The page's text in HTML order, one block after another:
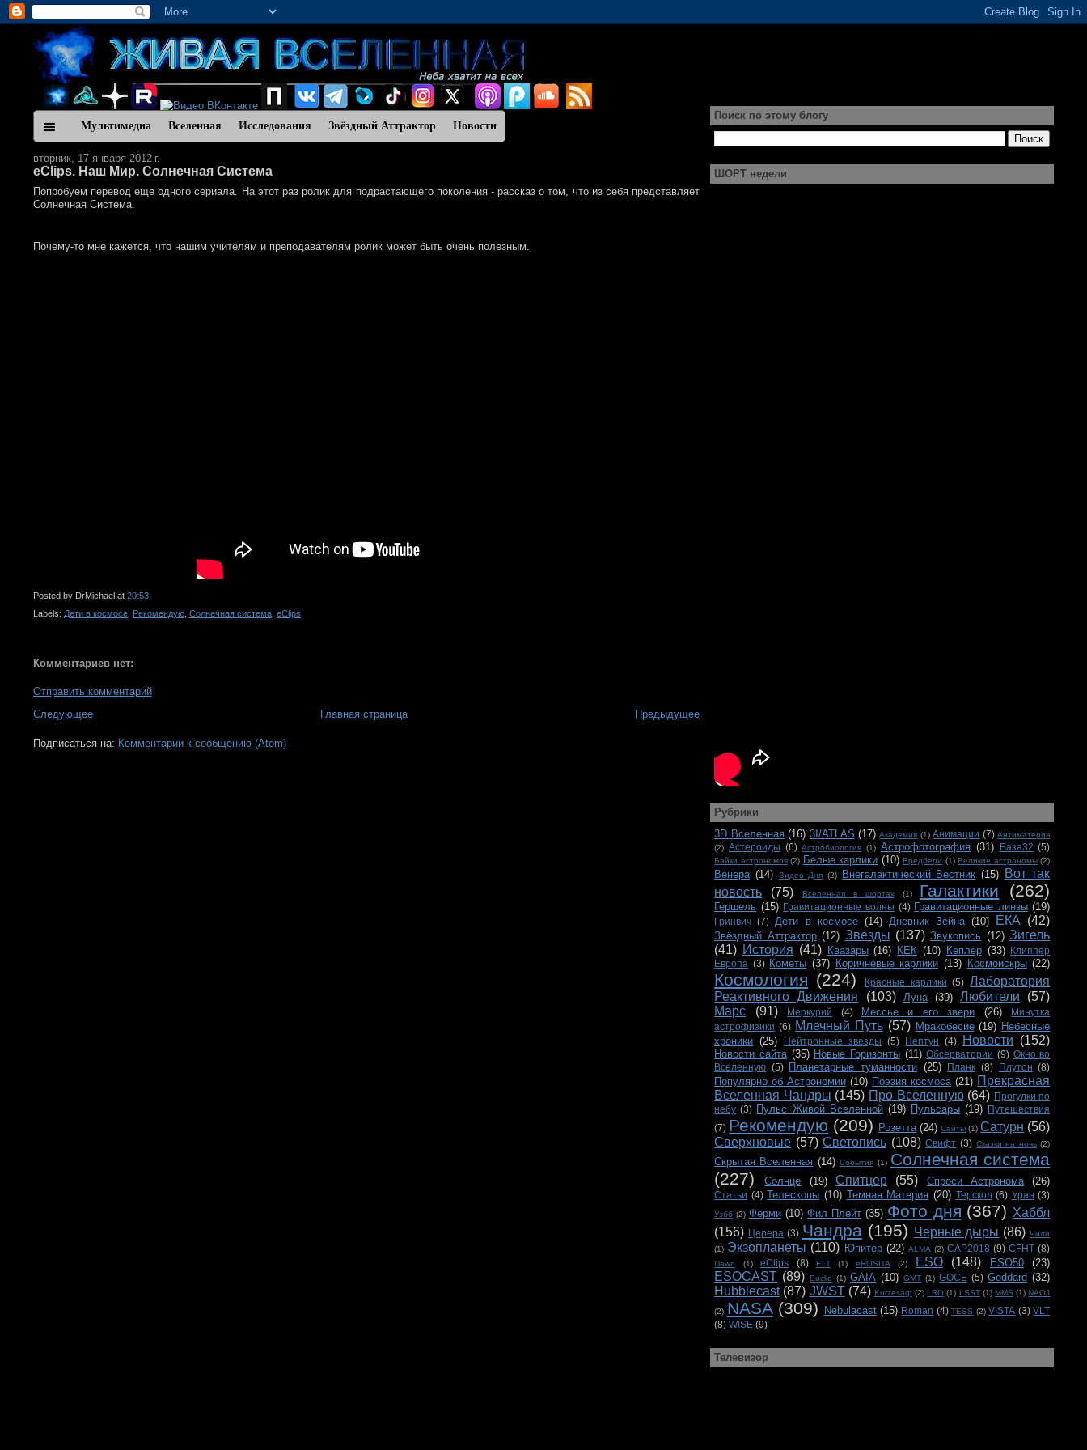
Мультимедиа Вселенная Исследования Звёздный Аттрактор Новости
вторник, 17 января 2012 г.
eClips. Наш Мир. Солнечная Система
Попробуем перевод еще одного сериала. На этот раз ролик для подрастающего поколения - рассказ о том, что из себя представляет
Солнечная Система.
Почему-то мне кажется, что нашим учителям и преподавателям ролик может быть очень полезным.
Posted by DrMichael at 20:53
Labels: Дети в космосе, Рекомендую, Солнечная система, eClips
Комментариев нет:
Отправить комментарий
Следующее
Предыдущее
Главная страница
Подписаться на: Комментарии к сообщению (Atom)
Поиск по этому блогу
ШОРТ недели
Рубрики
3D Вселенная (16) 3I/ATLAS (17) Академия (1) Анимации (7) Антиматерия
(2) Астероиды (6) Астробиология (1) Астрофотография (31) База32 (5)
Байки астрономов (2) Белые карлики (10) Бредбери (1) Великие астрономы (2)
Венера (14) Видео Дня (2) Внегалактический Вестник (15)
Вот так
новость
(75) Вселенная в шортах (1) Галактики (262)
Гершель (15) Гравитационные волны (4) Гравитационные линзы (19)
Гринвич (7) Дети в космосе (14) Дневник Зейна (10) ЕКА (42)
Звёздный Аттрактор (12) Звезды (137) Звукопись (12) Зигель
(41) История (41) Квазары (16) КЕК (10) Кеплер (33) Клиппер
Европа (3) Кометы (37) Коричневые карлики (13) Космоискры (22)
Космология (224) Красные карлики (5) Лаборатория
Реактивного Движения
(103) Луна (39) Любители
(57)
Марс
(91) Меркурий (4) Мессье и его звери (26)
Минутка
астрофизики (6) Млечный Путь (57) Мракобесие (19) Небесные
хроники (25) Нейтронные звезды (5) Нептун (4) Новости (152)
Новости сайта (35) Новые Горизонты (11) Обсерватории (9) Окно во
Вселенную (5) Планетарные туманности (25) Планк (8) Плутон (8)
Популярно об Астрономии (10) Поэзия космоса (21) Прекрасная
Вселенная Чандры (145) Про Вселенную (64) Прогулки по
небу (3) Пульс Живой Вселенной (19) Пульсары (19) Путешествия
(7) Рекомендую (209) Розетта (24) Сайты (1) Сатурн (56)
Сверхновые (57) Светопись (108) Свифт (3) Сказки на ночь (2)
Скрытая Вселенная (14) События (1) Солнечная система
(227)
Солнце (19) Спитцер (55) Спроси Астронома (26)
Статьи (4) Телескопы (10) Темная Материя (20) Терскол (6) Уран (3)
Уэбб (2) Ферми (10) Фил Плейт (35) Фото дня (367) Хаббл
(156) Церера (3) Чандра (195) Черные дыры (86) Чили
(1) Экзопланеты (110) Юпитер (22) ALMA (2) CAP2018 (9) CFHT (8)
Dawn (1) eClips (8) ELT (1) eROSITA (2) ESO (148) ESO50 (23)
ESOCAST (89) Euclid (1) GAIA (10) GMT (1) GOCE (5) Goddard (32)
Hubblecast (87) JWST (74) Kurzesagt (2) LRO (1) LSST (1) MMS (1) NAOJ
(2) NASA (309) Nebulacast (15) Roman (4) TESS (2) VISTA (3) VLT
(8) WISE (9)
Телевизор